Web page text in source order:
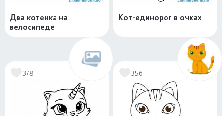
Два котенка на
велосипеде
Кот-единорог в очках
378 356